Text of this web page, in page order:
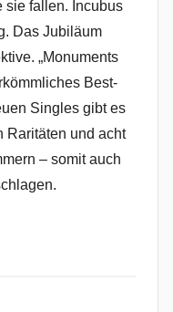
sie fallen. Incubus
Das Jubiläum
„Monuments
Best-
Singles gibt es
Raritäten und acht
– somit auch